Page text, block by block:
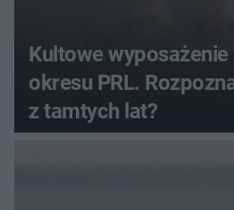
Kultowe
okresu PRL.
z tamtych lat?